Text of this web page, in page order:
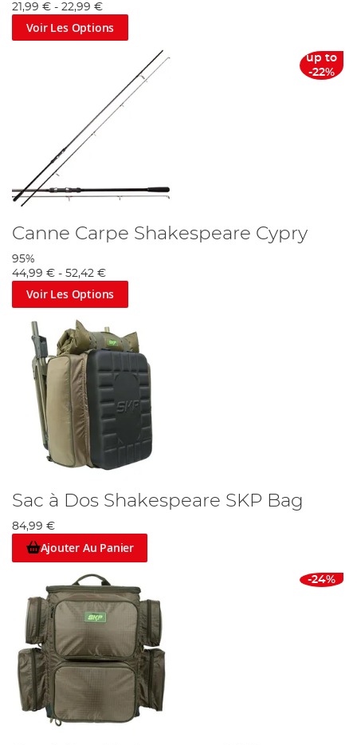
21,99 € - 22,99 €
Voir Les Options
up to
-22%
Canne Carpe Shakespeare Cypry
95%
44,99 € - 52,42 €
Voir Les Options
Sac à Dos Shakespeare SKP Bag
84,99 €
Ajouter Au Panier
-24%